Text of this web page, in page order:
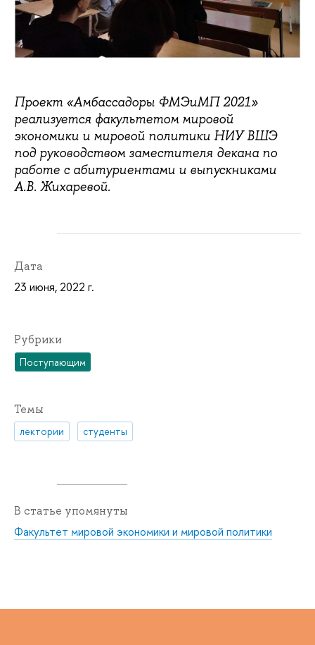
Проект «Амбассадоры ФМЭиМП 2021»
реализуется факультетом мировой
экономики и мировой политики НИУ ВШЭ
под руководством заместителя декана по
работе с абитуриентами и выпускниками
А.В. Жихаревой.
Дата
23 июня, 2022 г.
Рубрики
Поступающим
Темы
лектории студенты
В статье упомянуты
Факультет мировой экономики и мировой политики